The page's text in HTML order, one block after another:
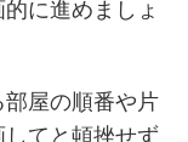
に進めましょ
屋の順番や片
てと頓挫せず